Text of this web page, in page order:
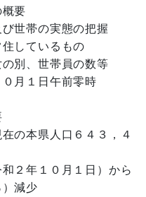
概要
世帯の実態の把握
しているもの
別、世帯員の数等
月１日午前零時
の本県人口６４３，４
２年１０月１日）から
減少